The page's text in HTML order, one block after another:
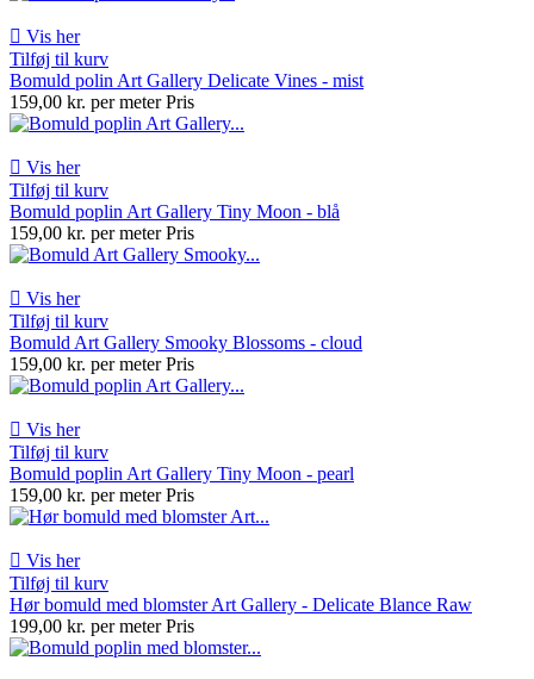
 Vis her
Tilføj til kurv
Bomuld polin Art Gallery Delicate Vines - mist
159,00 kr. per meter Pris
 Vis her
Tilføj til kurv
Bomuld poplin Art Gallery Tiny Moon - blå
159,00 kr. per meter Pris
 Vis her
Tilføj til kurv
Bomuld Art Gallery Smooky Blossoms - cloud
159,00 kr. per meter Pris
 Vis her
Tilføj til kurv
Bomuld poplin Art Gallery Tiny Moon - pearl
159,00 kr. per meter Pris
 Vis her
Tilføj til kurv
Hør bomuld med blomster Art Gallery - Delicate Blance Raw
199,00 kr. per meter Pris